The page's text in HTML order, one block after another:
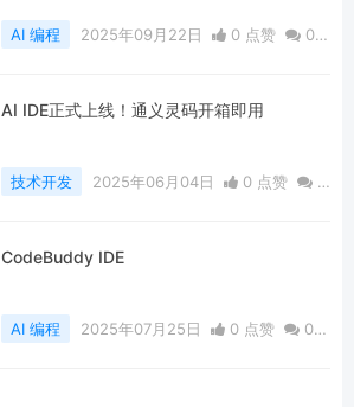
AI 编程 2025年09月22日 0 点赞
0
AI IDE正式上线！通义灵码开箱即用
技术开发 2025年06月04日 0 点赞
0
CodeBuddy IDE
AI 编程 2025年07月25日 0 点赞
0